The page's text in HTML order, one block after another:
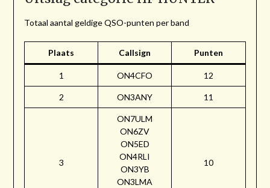
Totaal aantal geldige QSO-punten per band
Plaats Callsign Punten
1 ON4CFO 12
2 ON3ANY 11
3
ON7ULM
ON6ZV
ON5ED
ON4RLI
ON3YB
ON3LMA
10